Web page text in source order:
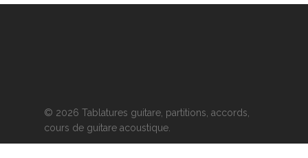
© 2026 Tablatures guitare, partitions, accords,
cours de guitare acoustique.